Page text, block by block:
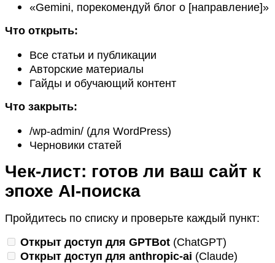
«Gemini, порекомендуй блог о [направление]»
Что открыть:
Все статьи и публикации
Авторские материалы
Гайды и обучающий контент
Что закрыть:
/wp-admin/ (для WordPress)
Черновики статей
Чек-лист: готов ли ваш сайт к
эпохе AI-поиска
Пройдитесь по списку и проверьте каждый пункт:
Открыт доступ для GPTBot (ChatGPT)
Открыт доступ для anthropic-ai (Claude)